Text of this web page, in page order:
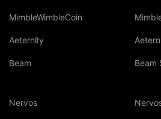
MimbleWimbleCoin
Aeternity
Beam Beam
Nervos